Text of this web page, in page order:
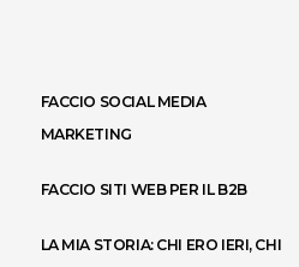
FACCIO SOCIAL MEDIA
MARKETING
FACCIO SITI WEB PER IL B2B
LA MIA STORIA: CHI ERO IERI, CHI